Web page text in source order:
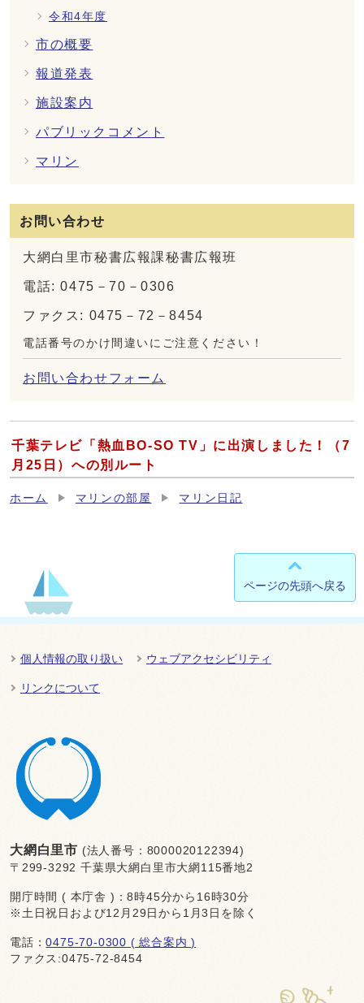
令和4年度
市の概要
報道発表
施設案内
パブリックコメント
マリン
お問い合わせ
大網白里市秘書広報課秘書広報班
電話: 0475－70－0306
ファクス: 0475－72－8454
電話番号のかけ間違いにご注意ください！
お問い合わせフォーム
千葉テレビ「熱血BO‐SO TV」に出演しました！（7
月25日）への別ルート
ホーム マリンの部屋 マリン日記
ページの先頭へ戻る
個人情報の取り扱い ウェブアクセシビリティ
リンクについて
大網白里市 (法人番号：8000020122394)
〒299-3292 千葉県大網白里市大網115番地2
開庁時間 ( 本庁舎 )：8時45分から16時30分
※土日祝日および12月29日から1月3日を除く
電話：0475-70-0300 ( 総合案内 )
ファクス:0475-72-8454